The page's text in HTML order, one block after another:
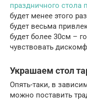
праздничного стола
будет менее этого
будет весьма
будет более 30см –
чувствовать
Украшаем стол
Опять-таки, в
можно поставить